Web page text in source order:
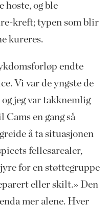
hoste, og ble
kreft; typen som blir
kureres.
endte
Vi var de yngste de
jeg var takknemlig
en gang så
å ta situasjonen
fellesarealer,
for en støttegruppe
eller skilt.» Den
mer alene. Hver